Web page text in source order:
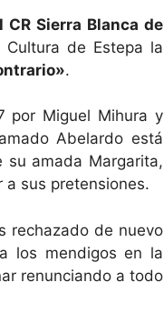
Sierra Blanca de
de Estepa la
.
por Miguel Mihura y
Abelardo está
amada Margarita,
sus pretensiones.
rechazado de nuevo
los mendigos en la
renunciando a todo